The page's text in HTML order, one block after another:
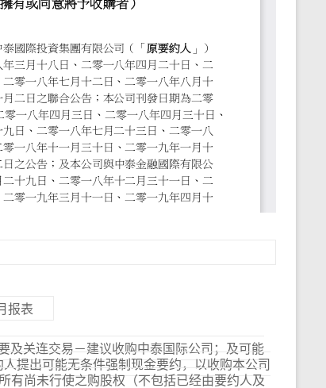
报表
及关连交易－建议收购中泰国际公司；及可能
提出可能无条件强制现金要约，以收购本公司
有尚未行使之购股权（不包括已经由要约人及